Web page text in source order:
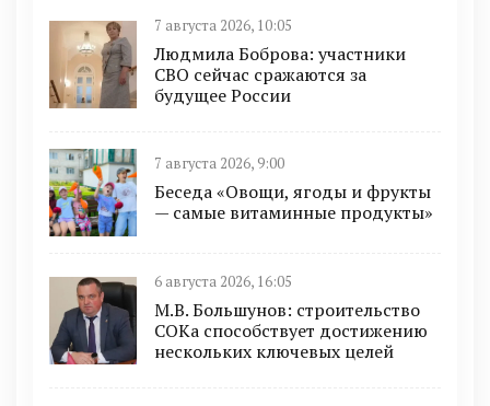
7 августа 2026, 10:05
Людмила Боброва: участники
СВО сейчас сражаются за
будущее России
7 августа 2026, 9:00
Беседа «Овощи, ягоды и фрукты
— самые витаминные продукты»
6 августа 2026, 16:05
М.В. Большунов: строительство
СОКа способствует достижению
нескольких ключевых целей